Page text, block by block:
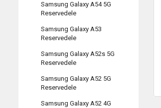
Samsung Galaxy A54 5G
Reservedele
Samsung Galaxy A53
Reservedele
Samsung Galaxy A52s 5G
Reservedele
Samsung Galaxy A52 5G
Reservedele
Samsung Galaxy A52 4G